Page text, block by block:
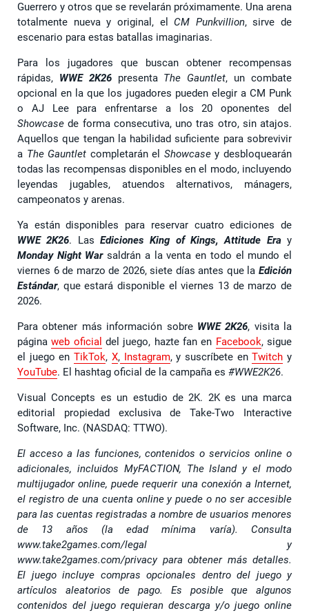
Guerrero y otros que se revelarán próximamente. Una arena
totalmente nueva y original, el CM Punkvillion, sirve de
escenario para estas batallas imaginarias.
Para los jugadores que buscan obtener recompensas
rápidas, WWE 2K26presenta The Gauntlet, un combate
opcional en la que los jugadores pueden elegir a CM Punk
o AJ Lee para enfrentarse a los 20 oponentes del
Showcasede forma consecutiva, uno tras otro, sin atajos.
Aquellos que tengan la habilidad suficiente para sobrevivir
a The Gauntlet completarán el Showcasey desbloquearán
todas las recompensas disponibles en el modo, incluyendo
leyendas jugables, atuendos alternativos, mánagers,
campeonatos y arenas.
Ya están disponibles para reservar cuatro ediciones de
WWE 2K26. LasEdiciones King of Kings, Attitude Eray
Monday Night Warsaldrán a la venta en todo el mundo el
viernes 6 de marzo de 2026, siete días antes que la Edición
Estándar, que estará disponible el viernes 13 de marzo de
2026.
Para obtener más información sobre WWE 2K26, visita la
páginaweb oficial del juego, hazte fan en Facebook, sigue
el juego enTikTok, X,Instagram, y suscríbete enTwitch y
YouTube. El hashtag oficial de la campaña es #WWE2K26.
Visual Concepts es un estudio de 2K. 2K es una marca
editorial propiedad exclusiva de Take-Two Interactive
Software, Inc. (NASDAQ: TTWO).
El acceso a las funciones, contenidos o servicios online o
adicionales, incluidos MyFACTION, The Island y el modo
multijugador online, puede requerir una conexión a Internet,
el registro de una cuenta online y puede o no ser accesible
para las cuentas registradas a nombre de usuarios menores
de 13 años (la edad mínima varía). Consulta
www.take2games.com/legal y
www.take2games.com/privacy para obtener más detalles.
El juego incluye compras opcionales dentro del juego y
artículos aleatorios de pago. Es posible que algunos
contenidos del juego requieran descarga y/o juego online